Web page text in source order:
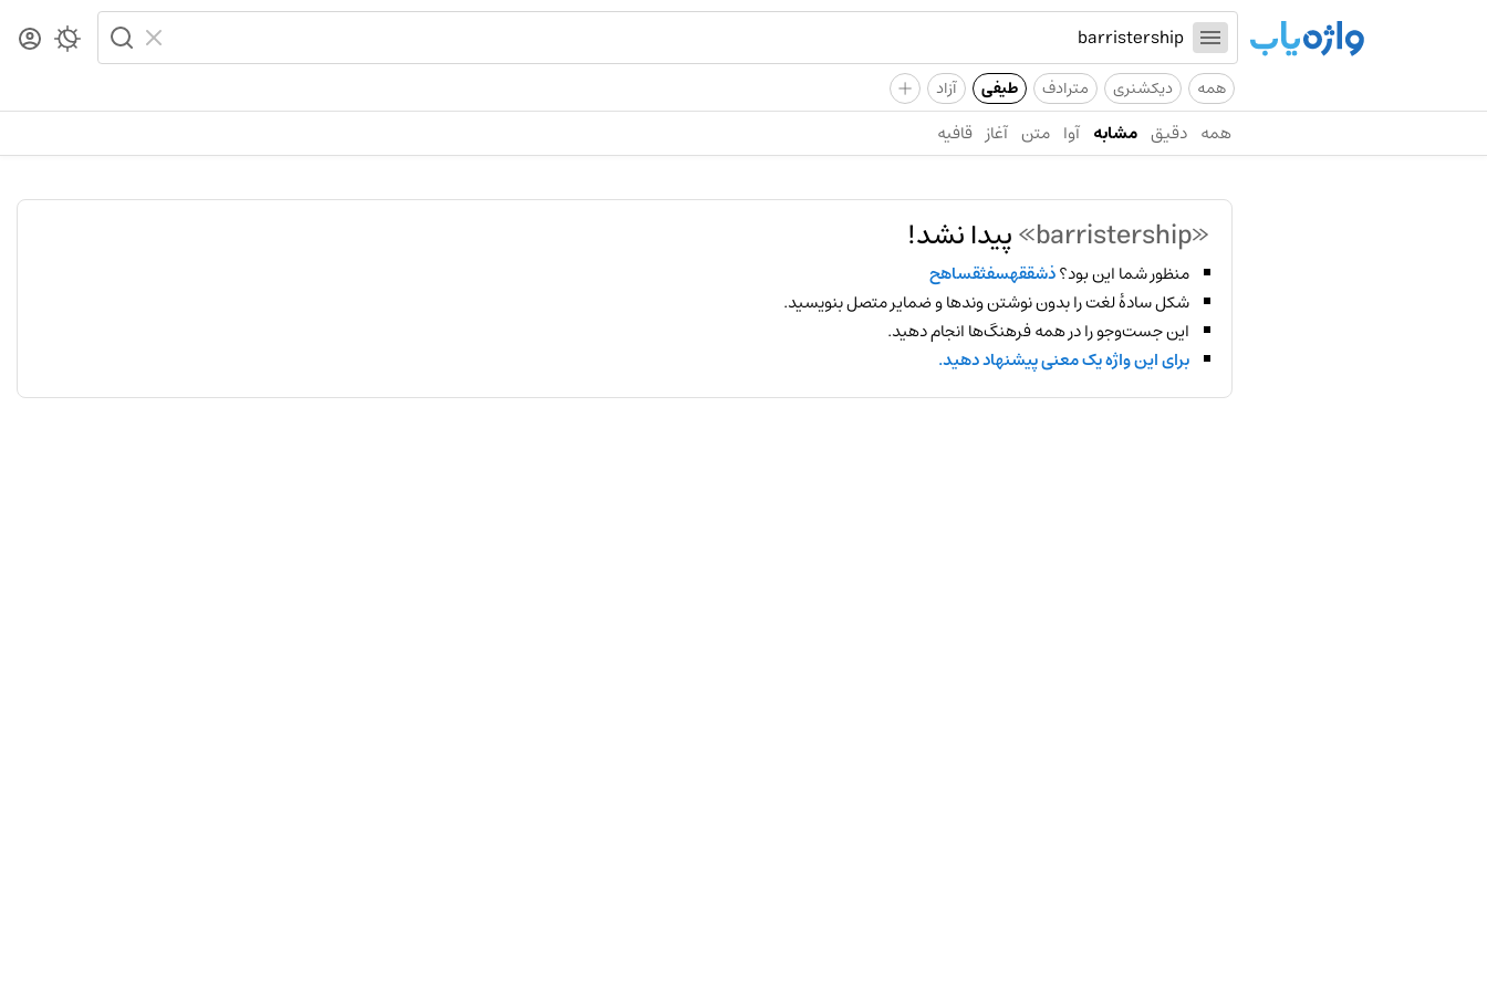
همه دیکشنری مترادف طیفی آزاد +
همه دقیق مشابه آوا متن آغاز قافیه
«barristership» پیدا نشد!
منظور شما این بود؟ذشققهسفثقساهح
شکل سادهٔ لغت را بدون نوشتن وندها و ضمایر متصل بنویسید.
این جست‌وجو را در همه فرهنگ‌ها انجام دهید.
برای این واژه یک معنی پیشنهاد دهید.